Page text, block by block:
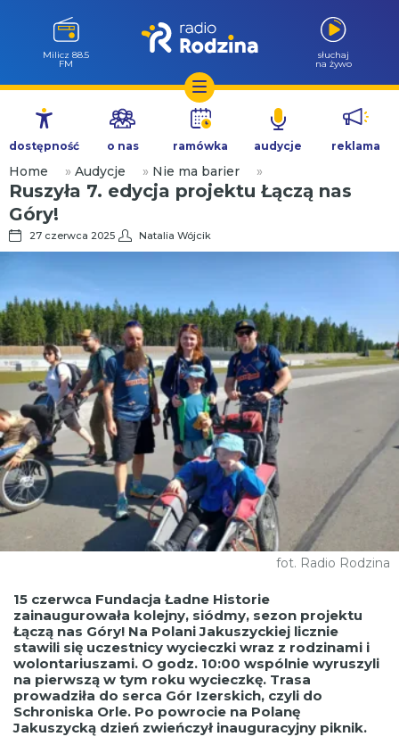
Przejdź
treści
Milicz 88.5
FM
słuchaj
na żywo
dostępność o nas ramówka audycje reklama
Home » Audycje » Nie ma barier »
Ruszyła 7. edycja projektu Łączą nas
Góry!
27 czerwca 2025 Natalia Wójcik
fot. Radio Rodzina
15 czerwca Fundacja Ładne Historie
zainaugurowała kolejny, siódmy, sezon projektu
Łączą nas Góry! Na Polani Jakuszyckiej licznie
stawili się uczestnicy wycieczki wraz z rodzinami i
wolontariuszami. O godz. 10:00 wspólnie wyruszyli
na pierwszą w tym roku wycieczkę. Trasa
prowadziła do serca Gór Izerskich, czyli do
Schroniska Orle. Po powrocie na Polanę
Jakuszycką dzień zwieńczył inauguracyjny piknik.